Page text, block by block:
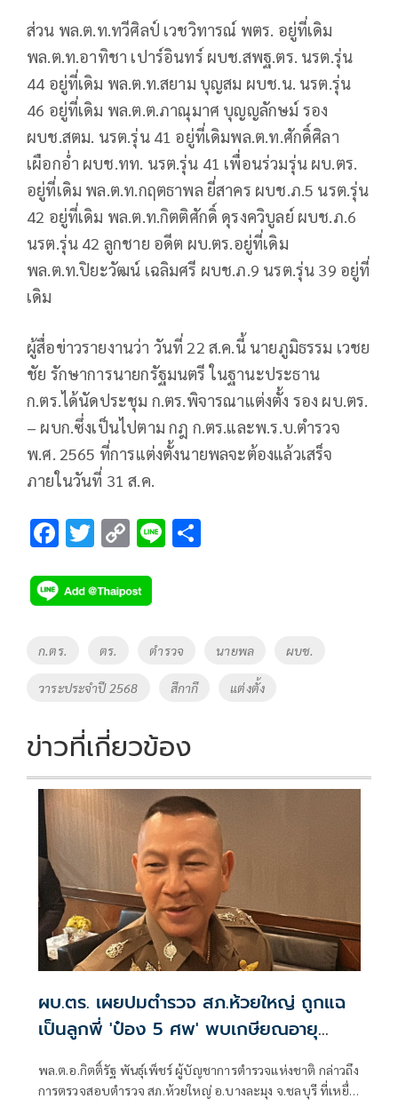
ส่วน พล.ต.ท.ทวีศิลป์ เวชวิทารณ์ พตร. อยู่ที่เดิม
พล.ต.ท.อาทิชา เปาร์อินทร์ ผบช.สพฐ.ตร. นรต.รุ่น
44 อยู่ที่เดิม พล.ต.ท.สยาม บุญสม ผบช.น. นรต.รุ่น
46 อยู่ที่เดิม พล.ต.ต.ภาณุมาศ บุญญลักษม์ รอง
ผบช.สตม. นรต.รุ่น 41 อยู่ที่เดิมพล.ต.ท.ศักดิ์ศิลา
เผือกอ่ำ ผบช.ทท. นรต.รุ่น 41 เพื่อนร่วมรุ่น ผบ.ตร.
อยู่ที่เดิม พล.ต.ท.กฤตธาพล ยี่สาคร ผบช.ภ.5 นรต.รุ่น
42 อยู่ที่เดิม พล.ต.ท.กิตติศักดิ์ ดุรงควิบูลย์ ผบช.ภ.6
นรต.รุ่น 42 ลูกชาย อดีต ผบ.ตร.อยู่ที่เดิม
พล.ต.ท.ปิยะวัฒน์ เฉลิมศรี ผบช.ภ.9 นรต.รุ่น 39 อยู่ที่
เดิม
ผู้สื่อข่าวรายงานว่า วันที่ 22 ส.ค.นี้ นายภูมิธรรม เวชย
ชัย รักษาการนายกรัฐมนตรี ในฐานะประธาน
ก.ตร.ได้นัดประชุม ก.ตร.พิจารณาแต่งตั้ง รอง ผบ.ตร.
– ผบก.ซึ่งเป็นไปตาม กฎ ก.ตร.และพ.ร.บ.ตำรวจ
พ.ศ. 2565 ที่การแต่งตั้งนายพลจะต้องแล้วเสร็จ
ภายในวันที่ 31 ส.ค.
F
e
b
o
o
k
T
tt
er
C
p
y
Li
n
k
Li
Tags
ก.ตร. ตร. ตำรวจ นายพล ผบช.
วาระประจำปี 2568 สีกากี แต่งตั้ง
ข่าวที่เกี่ยวข้อง
ผบ.ตร. เผยปมตำรวจ สภ.ห้วยใหญ่ ถูกแฉ
เป็นลูกพี่ 'ป๋อง 5 ศพ' พบเกษียณอายุ
ตั้งแต่ปี 57
พล.ต.อ.กิตติ์รัฐ พันธุ์เพ็ชร์ ผู้บัญชาการตำรวจแห่งชาติ กล่าวถึง
การตรวจสอบตำรวจ สภ.ห้วยใหญ่ อ.บางละมุง จ.ชลบุรี ที่เหยื่อ